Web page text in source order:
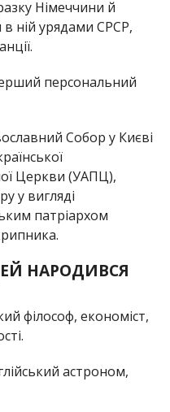
Німеччини й
ній урядами СРСР,
персональний
Собор у Києві
Церкви (УАПЦ),
у вигляді
патріархом
НАРОДИВСЯ
філософ, економіст,
астроном,